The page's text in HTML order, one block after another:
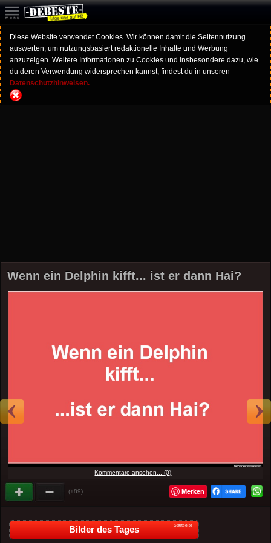
Diese Website verwendet Cookies. Wir können damit die Seitennutzung
auswerten, um nutzungsbasiert redaktionelle Inhalte und Werbung
anzuzeigen. Weitere Informationen zu Cookies und insbesondere dazu, wie
du deren Verwendung widersprechen kannst, findest du in unseren
Datenschutzhinweisen.
Wenn ein Delphin kifft... ist er dann Hai?
Kommentare ansehen... (0)
(+89) Merken
Bilder des Tages Startseite